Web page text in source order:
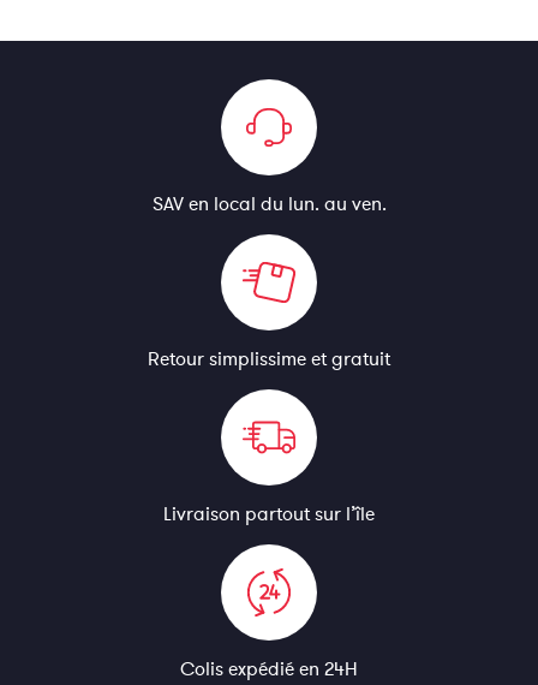
SAV en local du lun. au ven.
Retour simplissimeet gratuit
Livraison partoutsur l’île
Colis expédiéen 24H